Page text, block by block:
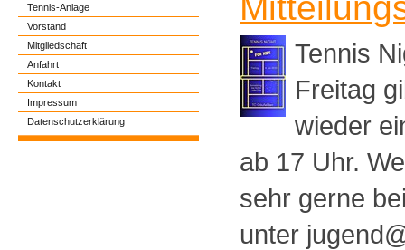
Tennis-Anlage
Vorstand
Mitgliedschaft
Anfahrt
Kontakt
Impressum
Datenschutzerklärung
Tennis
Freitag
wieder
ab 17 Uhr.
sehr gerne
unter